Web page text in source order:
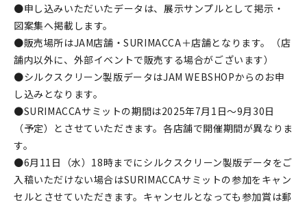
●申し込みいただいたデータは、展示サンプルとして掲示・
図案集へ掲載します。
●販売場所はJAM店舗・SURIMACCA＋店舗となります。（店
舗内以外に、外部イベントで販売する場合がございます）
●シルクスクリーン製版データはJAM WEBSHOPからのお申
し込みとなります。
●SURIMACCAサミットの期間は2025年7月1日～9月30日
（予定）とさせていただきます。各店舗で開催期間が異なりま
す。
●6月11日（水）18時までにシルクスクリーン製版データをご
入稿いただけない場合はSURIMACCAサミットの参加をキャン
セルとさせていただきます。キャンセルとなっても参加賞は郵